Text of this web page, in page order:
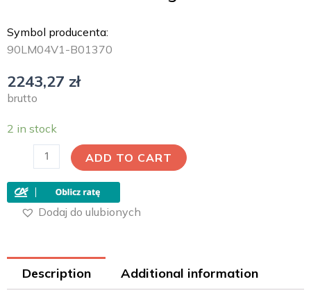
Symbol producenta:
90LM04V1-B01370
2243,27 zł
brutto
2 in stock
ADD TO CART
Dodaj do ulubionych
Description Additional information